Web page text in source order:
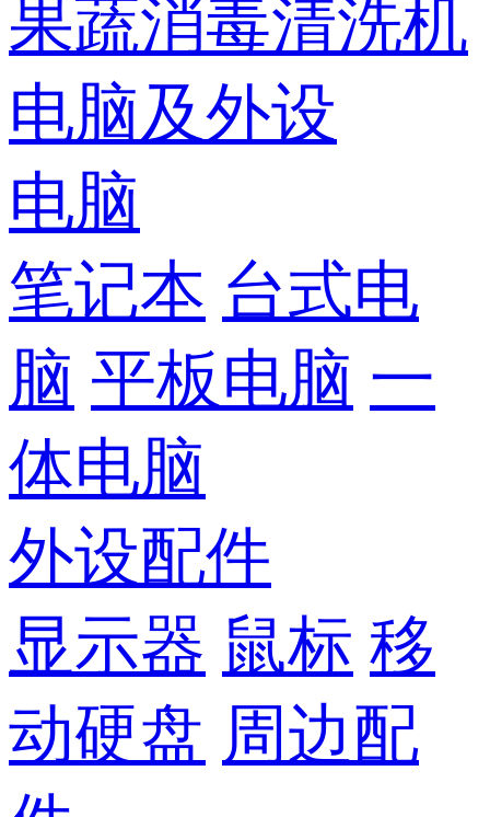
果蔬消毒清洗机
电脑及外设
电脑
笔记本 台式电
脑 平板电脑 一
体电脑
外设配件
显示器 鼠标 移
动硬盘 周边配